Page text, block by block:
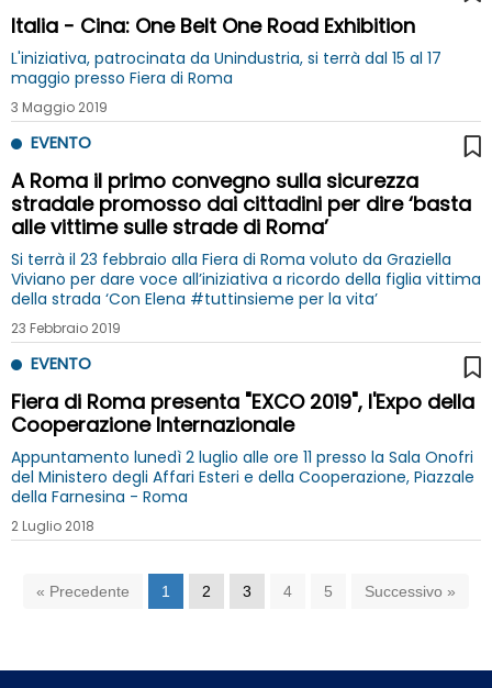
Italia - Cina: One Belt One Road Exhibition
L'iniziativa, patrocinata da Unindustria, si terrà dal 15 al 17
maggio presso Fiera di Roma
3 Maggio 2019
EVENTO
A Roma il primo convegno sulla sicurezza
stradale promosso dai cittadini per dire ‘basta
alle vittime sulle strade di Roma’
Si terrà il 23 febbraio alla Fiera di Roma voluto da Graziella
Viviano per dare voce all’iniziativa a ricordo della figlia vittima
della strada ‘Con Elena #tuttinsieme per la vita’
23 Febbraio 2019
EVENTO
Fiera di Roma presenta "EXCO 2019", l'Expo della
Cooperazione Internazionale
Appuntamento lunedì 2 luglio alle ore 11 presso la Sala Onofri
del Ministero degli Affari Esteri e della Cooperazione, Piazzale
della Farnesina - Roma
2 Luglio 2018
« Precedente 1 2 3 4 5 Successivo »